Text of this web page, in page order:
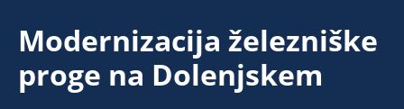
Modernizacija železniške
proge na Dolenjskem